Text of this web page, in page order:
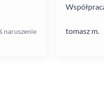
naruszenie
tomasz m.